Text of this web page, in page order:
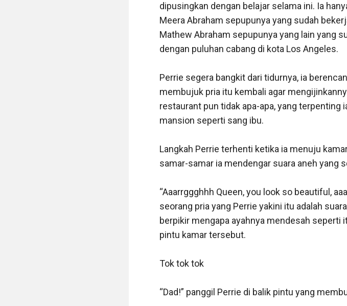
dipusingkan dengan belajar selama ini. Ia
Meera Abraham sepupunya yang sudah
Mathew Abraham sepupunya yang lain yang
dengan puluhan cabang di kota Los Angeles.
Perrie segera bangkit dari tidurnya, ia
membujuk pria itu kembali agar
restaurant pun tidak apa-apa, yang terpenting
mansion seperti sang ibu.
Langkah Perrie terhenti ketika ia menuju
samar-samar ia mendengar suara aneh yang
“Aaarrggghhh Queen, you look so beautiful,
seorang pria yang Perrie yakini itu adalah
berpikir mengapa ayahnya mendesah seperti
pintu kamar tersebut.
Tok tok tok
“Dad!” panggil Perrie di balik pintu yang